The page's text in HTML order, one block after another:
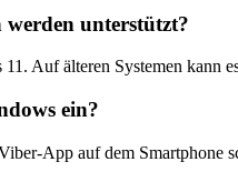
werden unterstützt?
Auf älteren Systemen kann
ein?
App auf dem Smartphone